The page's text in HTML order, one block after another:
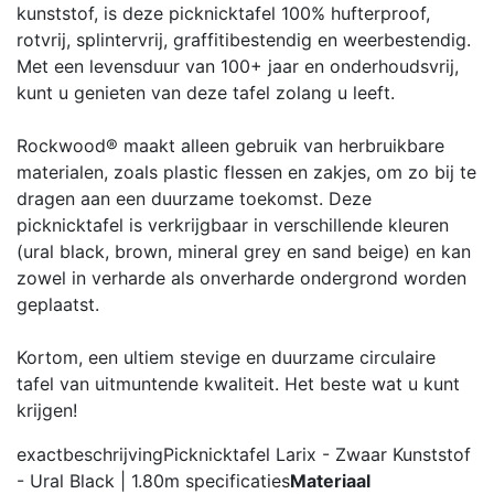
kunststof, is deze picknicktafel 100% hufterproof,
rotvrij, splintervrij, graffitibestendig en weerbestendig.
Met een levensduur van 100+ jaar en onderhoudsvrij,
kunt u genieten van deze tafel zolang u leeft.
Rockwood® maakt alleen gebruik van herbruikbare
materialen, zoals plastic flessen en zakjes, om zo bij te
dragen aan een duurzame toekomst. Deze
picknicktafel is verkrijgbaar in verschillende kleuren
(ural black, brown, mineral grey en sand beige) en kan
zowel in verharde als onverharde ondergrond worden
geplaatst.
Kortom, een ultiem stevige en duurzame circulaire
tafel van uitmuntende kwaliteit. Het beste wat u kunt
krijgen!
exactbeschrijvingPicknicktafel Larix - Zwaar Kunststof
- Ural Black | 1.80m specificatiesMateriaal